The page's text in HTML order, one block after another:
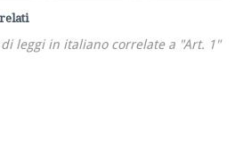
leggi in italiano correlate a "Art. 1"